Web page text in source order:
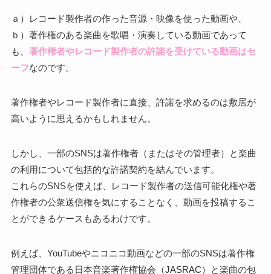
ａ）レコード製作者の作った音源・映像を使った動画や、
ｂ）著作権のある楽曲を歌唱・演奏している動画であって
も、 著作権者やレコード製作者の許諾を受けている動画はセ
ーフなのです。
著作権者やレコード製作者に直接、許諾を求めるのは敷居が
高いように思えるかもしれません。
しかし、一部のSNSは著作権者（またはその管理者）と楽曲
の利用について包括的な許諾契約を結んでいます。
これらのSNSを使えば、レコード製作者の送信可能化権や著
作権者の公衆送信権を気にすることなく、動画を投稿するこ
とができるケースもあるわけです。
例えば、YouTubeやニコニコ動画などの一部のSNSは著作権
管理団体である日本音楽著作権協会（JASRAC）と楽曲の包